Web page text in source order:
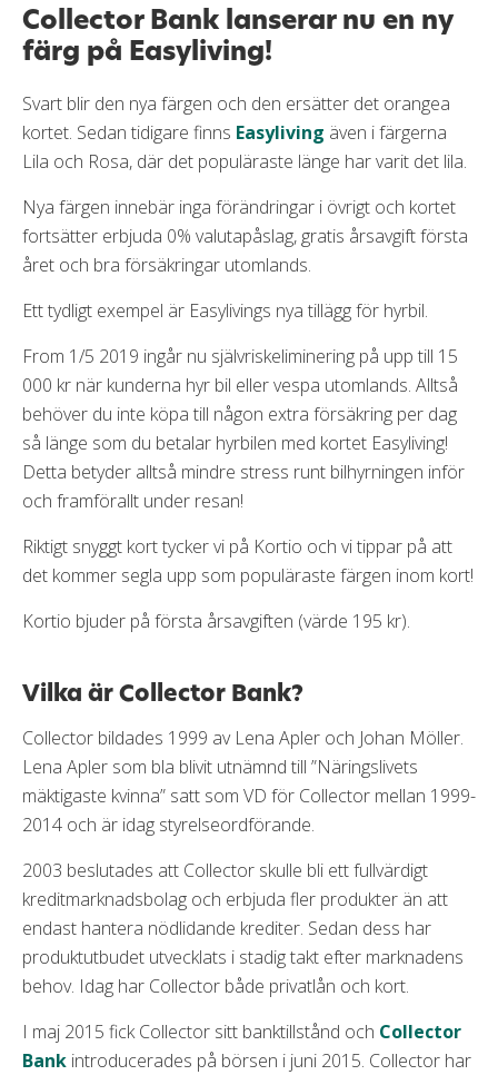
Collector Bank lanserar nu en ny
färg på Easyliving!
Svart blir den nya färgen och den ersätter det orangea
kortet. Sedan tidigare finns Easyliving även i färgerna
Lila och Rosa, där det populäraste länge har varit det lila.
Nya färgen innebär inga förändringar i övrigt och kortet
fortsätter erbjuda 0% valutapåslag, gratis årsavgift första
året och bra försäkringar utomlands.
Ett tydligt exempel är Easylivings nya tillägg för hyrbil.
From 1/5 2019 ingår nu självriskeliminering på upp till 15
000 kr när kunderna hyr bil eller vespa utomlands. Alltså
behöver du inte köpa till någon extra försäkring per dag
så länge som du betalar hyrbilen med kortet Easyliving!
Detta betyder alltså mindre stress runt bilhyrningen inför
och framförallt under resan!
Riktigt snyggt kort tycker vi på Kortio och vi tippar på att
det kommer segla upp som populäraste färgen inom kort!
Kortio bjuder på första årsavgiften (värde 195 kr).
Vilka är Collector Bank?
Collector bildades 1999 av Lena Apler och Johan Möller.
Lena Apler som bla blivit utnämnd till ”Näringslivets
mäktigaste kvinna” satt som VD för Collector mellan 1999-
2014 och är idag styrelseordförande.
2003 beslutades att Collector skulle bli ett fullvärdigt
kreditmarknadsbolag och erbjuda fler produkter än att
endast hantera nödlidande krediter. Sedan dess har
produktutbudet utvecklats i stadig takt efter marknadens
behov. Idag har Collector både privatlån och kort.
I maj 2015 fick Collector sitt banktillstånd och Collector
Bank introducerades på börsen i juni 2015. Collector har